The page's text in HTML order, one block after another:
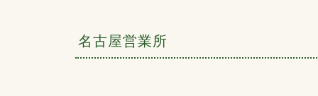
名古屋営業所